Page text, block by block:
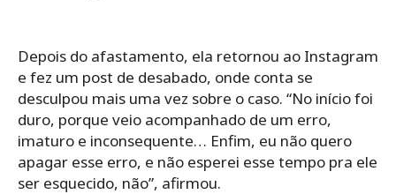
Depois do afastamento, ela retornou ao Instagram
e fez um post de desabado, onde conta se
desculpou mais uma vez sobre o caso. “No início foi
duro, porque veio acompanhado de um erro,
imaturo e inconsequente… Enfim, eu não quero
apagar esse erro, e não esperei esse tempo pra ele
ser esquecido, não”, afirmou.